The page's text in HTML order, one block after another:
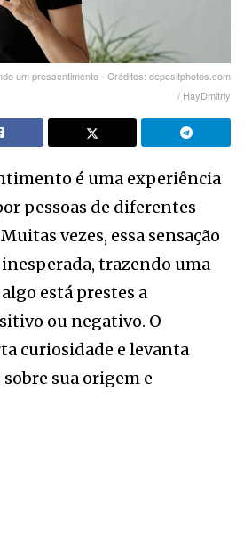
um pressentimento - Créditos: depositphotos.com
/ HayDmitriy
é uma experiência
pessoas de diferentes
vezes, essa sensação
trazendo uma
está prestes a
ou negativo. O
curiosidade e levanta
sua origem e